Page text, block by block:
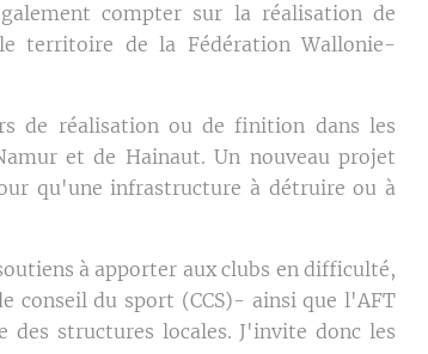
compter sur la réalisation de
territoire de la Fédération Wallonie-
de réalisation ou de finition dans les
et de Hainaut. Un nouveau projet
qu'une infrastructure à détruire ou à
à apporter aux clubs en difficulté,
conseil du sport (CCS)- ainsi que l'AFT
structures locales. J'invite donc les